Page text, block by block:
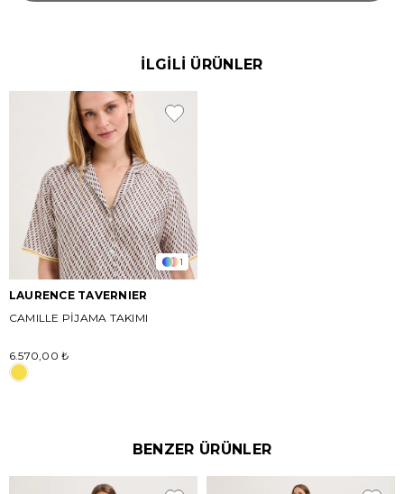
İLGİLİ ÜRÜNLER
1
LAURENCE TAVERNIER
CAMILLE PİJAMA TAKIMI
6.570,00 ₺
BENZER ÜRÜNLER